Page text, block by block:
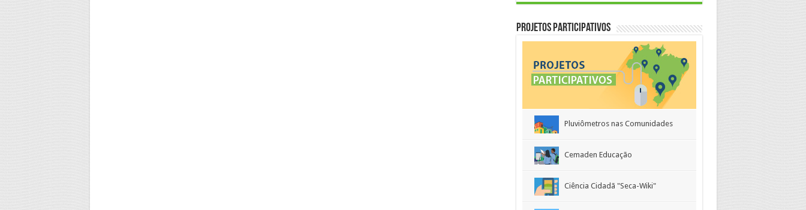
Projetos Participativos
Pluviômetros nas Comunidades
Cemaden Educação
Ciência Cidadã "Seca-Wiki"